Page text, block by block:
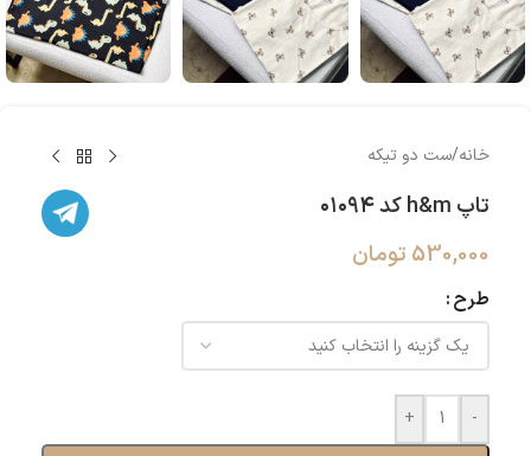
خانه/ست دو تیکه
تاپ h&m کد ۰۱۰۹۴
530,000 تومان
طرح
-
+